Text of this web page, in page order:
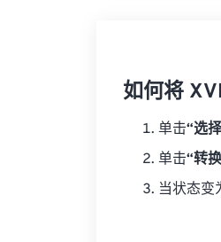
如何将
单击“选
单击“转
当状态变